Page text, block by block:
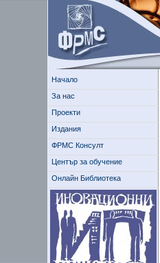
Начало
За нас
Проекти
Издания
ФРМС Консулт
Център за обучение
Онлайн Библиотека